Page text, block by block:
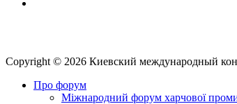
Copyright © 2026 Киевский международный
Про форум
Міжнародний форум харчової